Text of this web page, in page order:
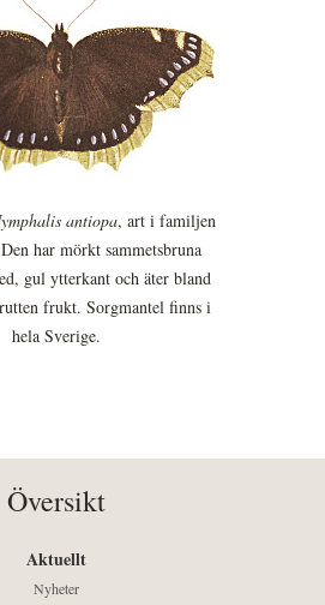
antiopa, art i familjen
har mörkt sammetsbruna
gul ytterkant och äter bland
frukt. Sorgmantel finns i
hela Sverige.
Översikt
Aktuellt
Nyheter